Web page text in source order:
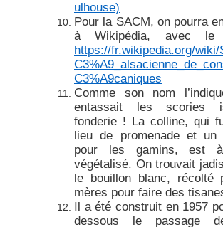
ulhouse)
Pour la SACM, on pourra
à Wikipédia, avec le
https://fr.wikipedia.org/
C3%A9caniques
Comme son nom
entassait les scories
fonderie ! La colline, qui
lieu de promenade et
pour les gamins, est
végétalisé. On trouvait
le bouillon blanc, récolté
mères pour faire des
Il a été construit en 1957
dessous le passage